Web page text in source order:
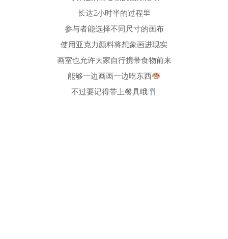
长达2小时半的过程里
参与者能选择不同尺寸的画布
使用亚克力颜料将想象画进现实
画室也允许大家自行携带食物前来
能够一边画画一边吃东西
不过要记得带上餐具哦